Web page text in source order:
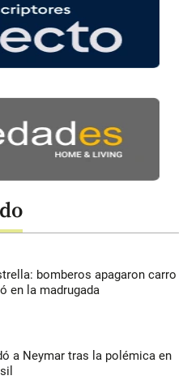
bomberos apagaron carro
en la madrugada
a Neymar tras la polémica en